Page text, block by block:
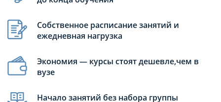
Собственное расписание занятий и
ежедневная нагрузка
Экономия — курсы стоят дешевле,чем в
вузе
Начало занятий без набора группы